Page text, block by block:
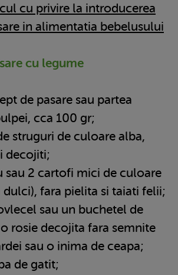
cu privire la introducerea
in alimentatia bebelusului
cu legume
de pasare sau partea
cca 100 gr;
struguri de culoare alba,
decojiti;
sau 2 cartofi mici de culoare
fara pielita si taiati felii;
sau un buchetel de
rosie decojita fara semnite
sau o inima de ceapa;
de gatit;